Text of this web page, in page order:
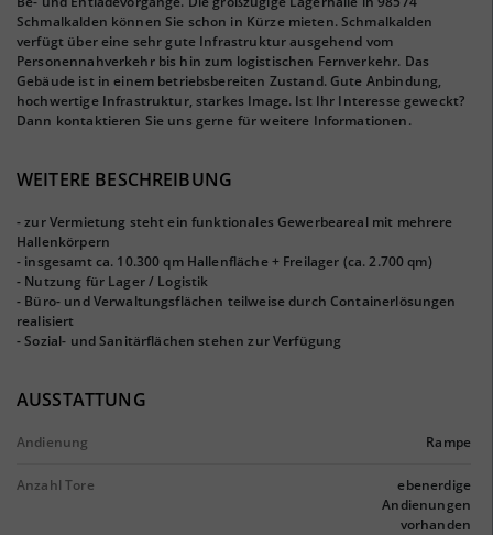
Schmalkalden können Sie schon in Kürze mieten. Schmalkalden
verfügt über eine sehr gute Infrastruktur ausgehend vom
Personennahverkehr bis hin zum logistischen Fernverkehr. Das
Gebäude ist in einem betriebsbereiten Zustand. Gute Anbindung,
hochwertige Infrastruktur, starkes Image. Ist Ihr Interesse geweckt?
Dann kontaktieren Sie uns gerne für weitere Informationen.
WEITERE BESCHREIBUNG
- zur Vermietung steht ein funktionales Gewerbeareal mit mehrere
Hallenkörpern
- insgesamt ca. 10.300 qm Hallenfläche + Freilager (ca. 2.700 qm)
- Nutzung für Lager / Logistik
- Büro- und Verwaltungsflächen teilweise durch Containerlösungen
realisiert
- Sozial- und Sanitärflächen stehen zur Verfügung
AUSSTATTUNG
Andienung Rampe
Anzahl Tore
ebenerdige
Andienungen
vorhanden